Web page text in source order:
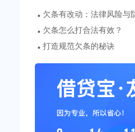
· 欠条有改动：法律风险与
· 欠条怎么打合法有效？
· 打造规范欠条的秘诀